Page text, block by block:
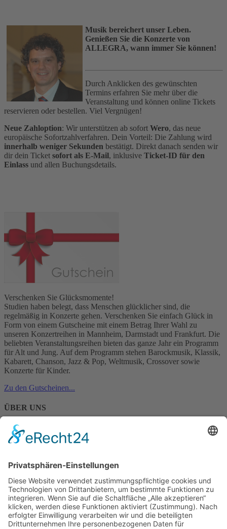
Musik bereichert unser Leben.
Genießen Sie die Konzerte von
ALLEGRA, wann immer Sie können!
Durch Anklicken des gewünschten
Termins erfahren Sie mehr über die
Veranstaltung und können online Tickets
reservieren oder bestellen. Viel Vergnügen!
Neue Zahloption: Wir unterstützen ab sofort Wero, das neue
europäische Sofortzahlverfahren. Dein Vorteil: Die Zahlung wird
innerhalb weniger Sekunden bestätigt. Direkt danach senden wir
dir dein Ticket sofort als E‑Mail, inklusive Ticket‑ID für den
Einlass und allen Buchungsdetails.
Verschenken Sie Glücksmomente!
Studien haben belegt, dass Menschen glücklicher sind, die
regelmäßig in Konzerte gehen. Verschenken Sie einfach Glück in
Form von einem Gutscheine mit einem Betrag Ihrer Wahl zu
unseren Konzertreihen in Mannheim, Darmstadt und Frankfurt. Die
beliebten Veranstaltungsreihen bieten das ganze Jahr ein Programm
für Alt und Jung. Auf dem Programm stehen Barockmusik, Klassik,
Kabarett, Chanson, Jazz & Pop, Weltmusik, Crossover sowie
Konzerte für Kinder.
Zu den Gutscheinen...
ÜBER UNS
Kontakt
Newsletter
Verlosung
ALLEGRA - Agentur für Kultur
Kalmitstr. 24, 68163 Mannheim